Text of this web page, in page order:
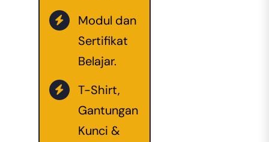
Modul dan
Sertifikat
Belajar.
T-Shirt,
Gantungan
Kunci &